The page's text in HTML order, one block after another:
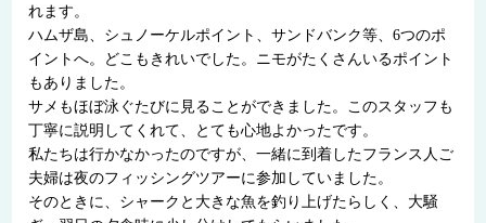
れます。
ハムザ島、シュノーケルポイント、サンドバンク等、6つのポ
イントへ。どこもきれいでした。ニモがたくさんいるポイント
もありました。
サメもほぼ泳ぐたびに見ることができました。このスタッフも
丁寧に説明してくれて、とても心地よかったです。
私たちは行かなかったのですが、一緒に到着したフランス人ご
夫婦は夜のフィッシングツアーに参加していました。
そのときに、シャークと大きな魚を釣り上げたらしく、大騒